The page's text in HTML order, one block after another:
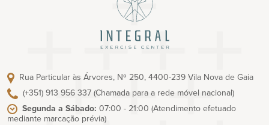
Rua Particular às Árvores, Nº 250, 4400-239 Vila Nova de Gaia
(+351) 913 956 337 (Chamada para a rede móvel nacional)
Segunda a Sábado: 07:00 - 21:00 (Atendimento efetuado
mediante marcação prévia)